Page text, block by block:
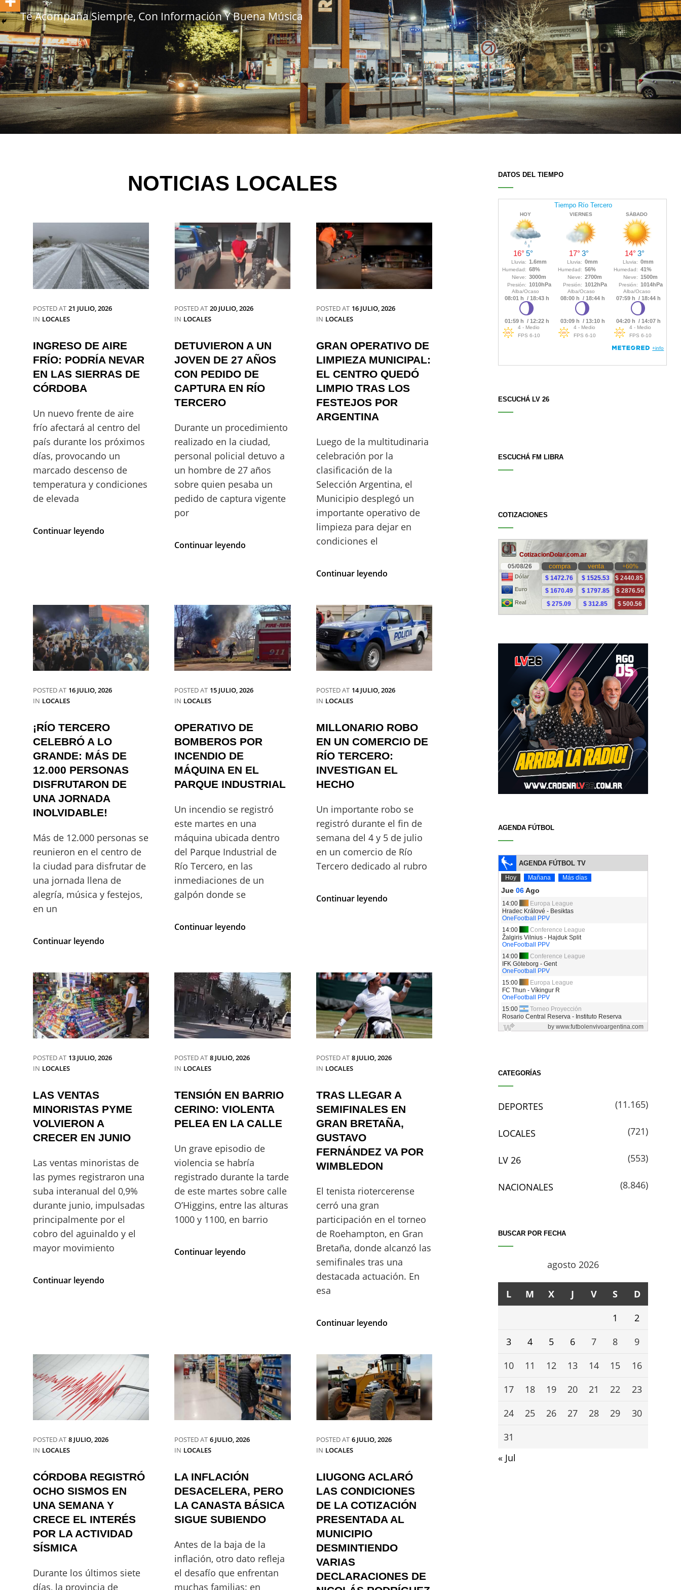
Te Acompaña Siempre, Con Información Y Buena Música
NOTICIAS LOCALES
POSTED AT 21 JULIO, 2026
IN CATEGORIES
LOCALES
INGRESO DE AIRE
FRÍO: PODRÍA NEVAR
EN LAS SIERRAS DE
CÓRDOBA
Un nuevo frente de aire
frío afectará al centro del
país durante los próximos
días, provocando un
marcado descenso de
temperatura y condiciones
de elevada
Continuar leyendo
LAS
SIERRAS
DE
CÓRDOBA
POSTED AT 20 JULIO, 2026
IN CATEGORIES
LOCALES
DETUVIERON A UN
JOVEN DE 27 AÑOS
CON PEDIDO DE
CAPTURA EN RÍO
TERCERO
Durante un procedimiento
realizado en la ciudad,
personal policial detuvo a
un hombre de 27 años
sobre quien pesaba un
pedido de captura vigente
por
Continuar leyendo
AÑOS
CON
PEDIDO
DE
CAPTURA
EN
RÍO
POSTED AT 16 JULIO, 2026
IN CATEGORIES
LOCALES
GRAN OPERATIVO DE
LIMPIEZA MUNICIPAL:
EL CENTRO QUEDÓ
LIMPIO TRAS LOS
FESTEJOS POR
ARGENTINA
Luego de la multitudinaria
celebración por la
clasificación de la
Selección Argentina, el
Municipio desplegó un
importante operativo de
limpieza para dejar en
condiciones el
Continuar leyendoGRAN
LIMPIEZA
MUNICIPAL:
EL
CENTRO
QUEDÓ
LIMPIO
TRAS
FESTEJOS
POSTED AT 16 JULIO, 2026
IN CATEGORIES
LOCALES
¡RÍO TERCERO
CELEBRÓ A LO
GRANDE: MÁS DE
12.000 PERSONAS
DISFRUTARON DE
UNA JORNADA
INOLVIDABLE!
Más de 12.000 personas se
reunieron en el centro de
la ciudad para disfrutar de
una jornada llena de
alegría, música y festejos,
en un
Continuar leyendo
A
LO
GRANDE:
MÁS
DE
12.000
PERSONAS
DE
POSTED AT 15 JULIO, 2026
IN CATEGORIES
LOCALES
OPERATIVO DE
BOMBEROS POR
INCENDIO DE
MÁQUINA EN EL
PARQUE INDUSTRIAL
Un incendio se registró
este martes en una
máquina ubicada dentro
del Parque Industrial de
Río Tercero, en las
inmediaciones de un
galpón donde se
Continuar leyendo
DE
MÁQUINA
EN
EL
PARQUE
INDUSTRIAL
POSTED AT 14 JULIO, 2026
IN CATEGORIES
LOCALES
MILLONARIO ROBO
EN UN COMERCIO DE
RÍO TERCERO:
INVESTIGAN EL
HECHO
Un importante robo se
registró durante el fin de
semana del 4 y 5 de julio
en un comercio de Río
Tercero dedicado al rubro
Continuar leyendoMILLONARIO
TERCERO:
INVESTIGAN
EL
HECHO
POSTED AT 13 JULIO, 2026
IN CATEGORIES
LOCALES
LAS VENTAS
MINORISTAS PYME
VOLVIERON A
CRECER EN JUNIO
Las ventas minoristas de
las pymes registraron una
suba interanual del 0,9%
durante junio, impulsadas
principalmente por el
cobro del aguinaldo y el
mayor movimiento
Continuar leyendo
EN
JUNIO
POSTED AT 8 JULIO, 2026
IN CATEGORIES
LOCALES
TENSIÓN EN BARRIO
CERINO: VIOLENTA
PELEA EN LA CALLE
Un grave episodio de
violencia se habría
registrado durante la tarde
de este martes sobre calle
O’Higgins, entre las alturas
1000 y 1100, en barrio
Continuar leyendo
POSTED AT 8 JULIO, 2026
IN CATEGORIES
LOCALES
TRAS LLEGAR A
SEMIFINALES EN
GRAN BRETAÑA,
GUSTAVO
FERNÁNDEZ VA POR
WIMBLEDON
El tenista riotercerense
cerró una gran
participación en el torneo
de Roehampton, en Gran
Bretaña, donde alcanzó las
semifinales tras una
destacada actuación. En
esa
Continuar leyendoTRAS
SEMIFINALES
EN
GRAN
BRETAÑA,
GUSTAVO
FERNÁNDEZ
VA
WIMBLEDON
POSTED AT 8 JULIO, 2026
IN CATEGORIES
LOCALES
CÓRDOBA REGISTRÓ
OCHO SISMOS EN
UNA SEMANA Y
CRECE EL INTERÉS
POR LA ACTIVIDAD
SÍSMICA
Durante los últimos siete
días, la provincia de
POSTED AT 6 JULIO, 2026
IN CATEGORIES
LOCALES
LA INFLACIÓN
DESACELERA, PERO
LA CANASTA BÁSICA
SIGUE SUBIENDO
Antes de la baja de la
inflación, otro dato refleja
el desafío que enfrentan
muchas familias: en
POSTED AT 6 JULIO, 2026
IN CATEGORIES
LOCALES
LIUGONG ACLARÓ
LAS CONDICIONES
DE LA COTIZACIÓN
PRESENTADA AL
MUNICIPIO
DESMINTIENDO
VARIAS
DECLARACIONES DE
DATOS DEL TIEMPO
ESCUCHÁ LV 26
ESCUCHÁ FM LIBRA
COTIZACIONES
AGENDA FÚTBOL
CATEGORÍAS
DEPORTES (11.165)
LOCALES (721)
LV 26 (553)
NACIONALES (8.846)
BUSCAR POR FECHA
agosto 2026
L M X J V S
D
1
2
3
4 5 6 7 8
9
10
11 12 13 14 15
16
17
18 19 20 21 22
23
24
25 26 27 28 29
30
31
« Jul